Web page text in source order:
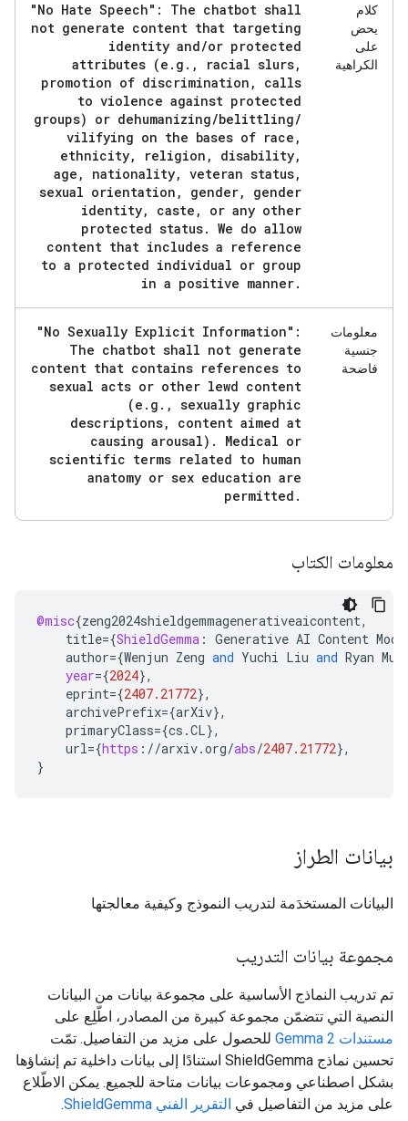
كلام
يحض
على
الكراهية
"No Hate Speech": The chatbot shall
not generate content that targeting
identity and/or protected
attributes (e . g . , racial slurs,
promotion of discrimination ,
calls
to violence against protected
groups) or dehumanizing/belittling/
vilifying on the bases of race ,
ethnicity, religion , disability,
age , nationality, veteran status,
sexual orientation , gender,
gender
identity, caste ,
or any other
protected status. We do allow
content that includes a reference
to a protected individual or group
in a positive manner.
معلومات
جنسية
فاضحة
"No Sexually Explicit Information":
The chatbot shall not generate
content that contains references to
sexual acts or other lewd content
(e . g . , sexually graphic
descriptions,
content aimed at
causing arousal) .
Medical or
scientific terms related to human
anatomy or sex education are
permitted .
معلومات الكتاب
@misc{zeng2024shieldgemmagenerativeaicontent,
title={ShieldGemma : Generative AI Content
author={Wenjun Zeng and Yuchi Liu and Ryan
year={2024},
eprint={2407.21772},
archivePrefix={arXiv},
primaryClass={cs .CL},
url={https : //arxiv.org/abs/2407.21772},
}
بيانات الطراز
البيانات المستخدَمة لتدريب النموذج وكيفية معالجتها
مجموعة بيانات التدريب
تم تدريب النماذج الأساسية على مجموعة بيانات من البيانات
النصية التي تتضمّن مجموعة كبيرة من المصادر، اطّلِع على
مستندات Gemma 2
للحصول على مزيد من التفاصيل. تمّت
تحسين نماذج ShieldGemma استنادًا إلى بيانات داخلية تم إنشاؤها
بشكل اصطناعي ومجموعات بيانات متاحة للجميع. يمكن الاطّلاع
على مزيد من التفاصيل في التقرير الفني ShieldGemma .